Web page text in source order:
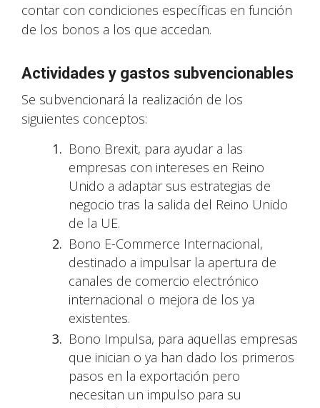
contar con condiciones específicas en función
de los bonos a los que accedan.
Actividades y gastos subvencionables
Se subvencionará la realización de los
siguientes conceptos:
Bono Brexit, para ayudar a las
empresas con intereses en Reino
Unido a adaptar sus estrategias de
negocio tras la salida del Reino Unido
de la UE.
Bono E-Commerce Internacional,
destinado a impulsar la apertura de
canales de comercio electrónico
internacional o mejora de los ya
existentes.
Bono Impulsa, para aquellas empresas
que inician o ya han dado los primeros
pasos en la exportación pero
necesitan un impulso para su